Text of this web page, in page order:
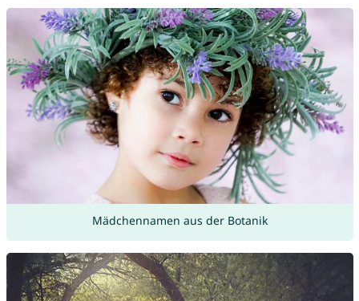
Mädchennamen aus der Botanik